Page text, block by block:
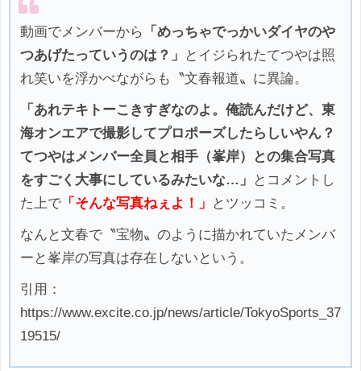
動画でメンバーから
「めっちゃでっかいダイヤのや
つあげたっていうのは？」
とイジられたてつやは照
れ笑いを浮かべながらも〝文春報道〟に異論。
「あれテキトーこきすぎなのよ。俺読んだけど、東
海オンエアで撮影してプロポーズしたらしいやん？
てつやはメンバー全員と相手（峯岸）との集合写真
をすごく大事にしているみたいな…」
とコメントし
た上で 「そんな写真ねぇよ！」 とツッコミ。
なんと文春で〝宝物〟のように描かれていたメンバ
ーと峯岸の写真は存在しないという。
引用：
https://www.excite.co.jp/news/article/TokyoSports_37
19515/